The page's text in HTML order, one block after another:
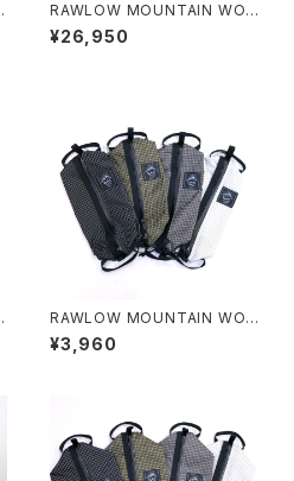
RAWLOW MOUNTAIN WOR
KS / HIKER BAKER PANTS
¥26,950
RAWLOW MOUNTAIN WOR
KS / STORAGE SACK（S）
¥3,960